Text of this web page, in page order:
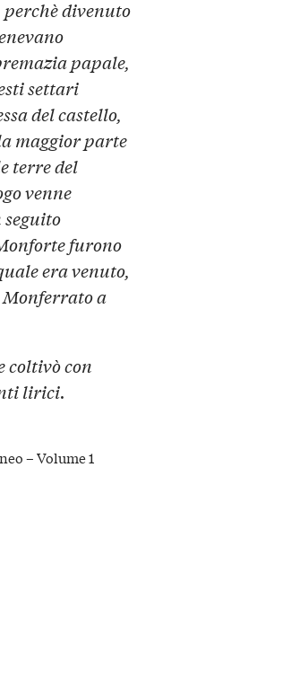
perchè divenuto
papale,
settari
del castello,
maggior parte
terre del
venne
furono
era venuto,
Monferrato a
coltivò con
lirici.
– Volume 1